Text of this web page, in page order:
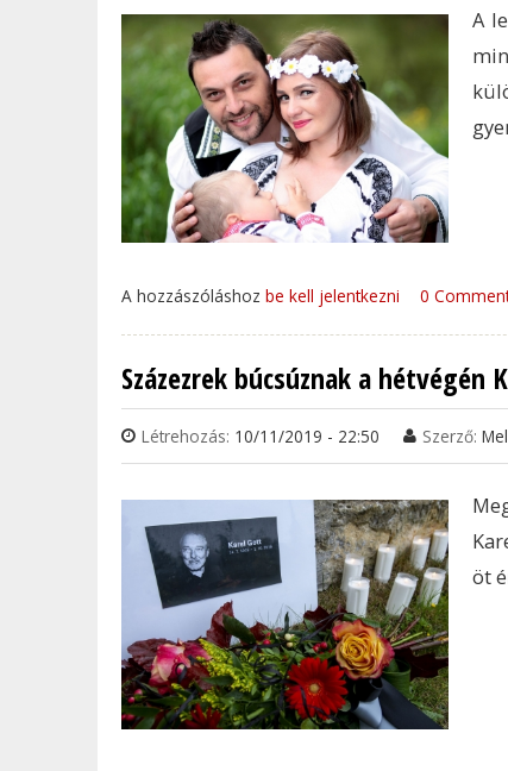
A
A hozzászóláshoz be kell jelentkezni 0
Százezrek búcsúznak a hétvégén
Létrehozás: 10/11/2019 - 22:50 Szerző:
öt